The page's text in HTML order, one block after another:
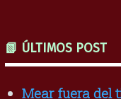
📗 ÚLTIMOS POST
Mear fuera del